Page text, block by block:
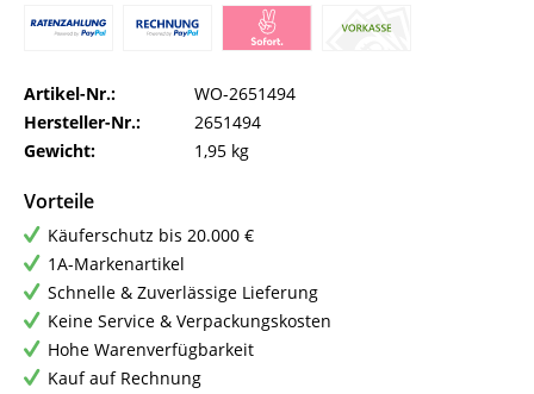
Artikel-Nr.:
WO-2651494
Hersteller-Nr.:
2651494
Gewicht:
1,95 kg
Vorteile
Käuferschutz bis 20.000 €
1A-Markenartikel
Schnelle & Zuverlässige Lieferung
Keine Service & Verpackungskosten
Hohe Warenverfügbarkeit
Kauf auf Rechnung